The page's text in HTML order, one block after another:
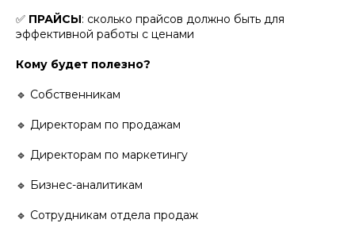
✅ ПРАЙСЫ: сколько прайсов должно быть для
эффективной работы с ценами
Кому будет полезно?
🔹 Собственникам
🔹 Директорам по продажам
🔹 Директорам по маркетингу
🔹 Бизнес-аналитикам
🔹 Сотрудникам отдела продаж